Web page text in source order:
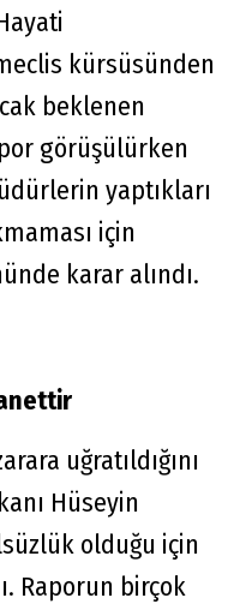
kürsüsünden
beklenen
görüşülürken
yaptıkları
için
karar alındı.
uğratıldığını
Hüseyin
olduğu için
Raporun birçok